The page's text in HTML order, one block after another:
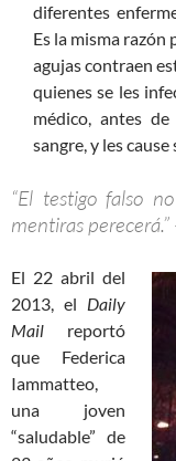
diferentes
Es la misma
agujas contraen
quienes se les
médico, antes
sangre, y les
“El testigo falso
mentiras
El 22 abril del
2013, el Daily
Mail reportó
que Federica
Iammatteo,
una joven
“saludable” de